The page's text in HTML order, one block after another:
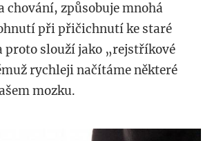
chování, způsobuje mnohá
při přičichnutí ke staré
proto slouží jako „rejstříkové
rychleji načítáme některé
mozku.